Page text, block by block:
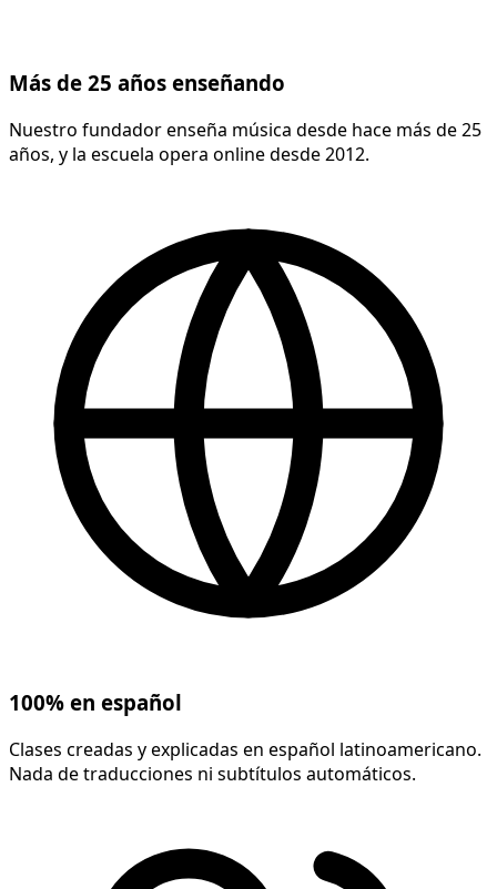
Más de 25 años enseñando
Nuestro fundador enseña música desde hace más de 25
años, y la escuela opera online desde 2012.
100% en español
Clases creadas y explicadas en español latinoamericano.
Nada de traducciones ni subtítulos automáticos.